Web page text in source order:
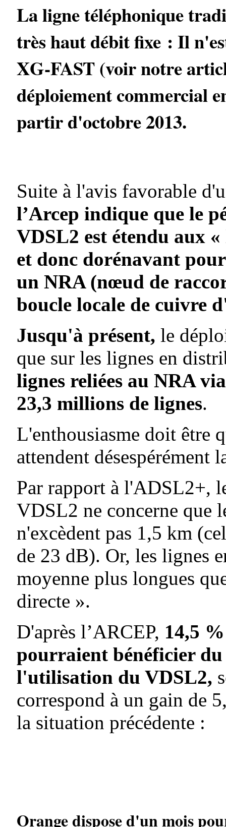
La ligne téléphonique
très haut débit fixe : Il
XG-FAST (voir notre
déploiement commercial
partir d'octobre 2013.
Suite à l'avis favorable
l’Arcep indique que le
VDSL2 est étendu aux
et donc dorénavant
un NRA (nœud de
boucle locale de cuivre
Jusqu'à présent, le
que sur les lignes en
lignes reliées au NRA
23,3 millions de lignes.
L'enthousiasme doit être
attendent
Par rapport à l'ADSL2+,
VDSL2 ne concerne que
n'excèdent pas 1,5 km
de 23 dB). Or, les lignes
moyenne plus longues
directe ».
D'après l’ARCEP, 14,5
pourraient bénéficier
l'utilisation du VDSL2,
correspond à un gain de
la situation précédente :
Orange dispose d'un mois